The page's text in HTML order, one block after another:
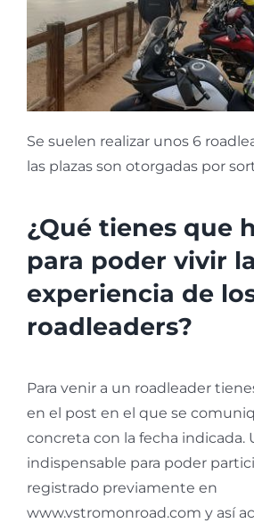
Se suelen realizar unos 6
las plazas son otorgadas por
¿Qué tienes que
para poder vivir la
experiencia de
roadleaders?
Para venir a un roadleader
en el post en el que se
concreta con la fecha indicada.
indispensable para poder
registrado previamente en
www.vstromonroad.com y así